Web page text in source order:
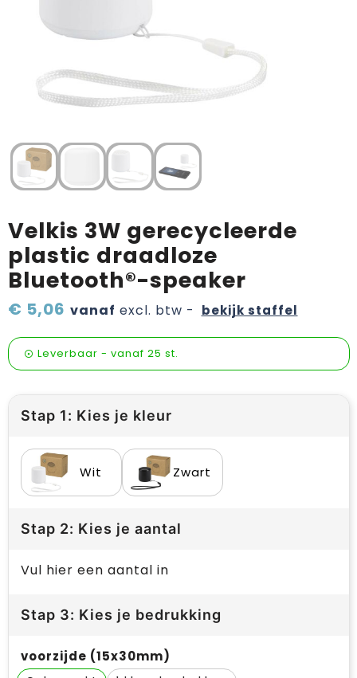
Verzorging & welness
Onderweg
Pasen
Sinterklaas artikelen
Valentijn
Wijn, bier en proeverij
Zomerpakketten
Velkis 3W gerecycleerde
plastic draadloze
Bluetooth®-speaker
€ 5,06 vanaf excl. btw - bekijk staffel
Leverbaar - vanaf 25 st.
Stap 1: Kies je kleur
Wit Zwart
Stap 2: Kies je aantal
Vul hier een aantal in
Stap 3: Kies je bedrukking
voorzijde (15x30mm)